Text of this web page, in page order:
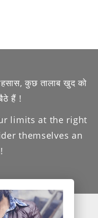
कुछ तालाब खुद को
हैं !
limits at the right
themselves an